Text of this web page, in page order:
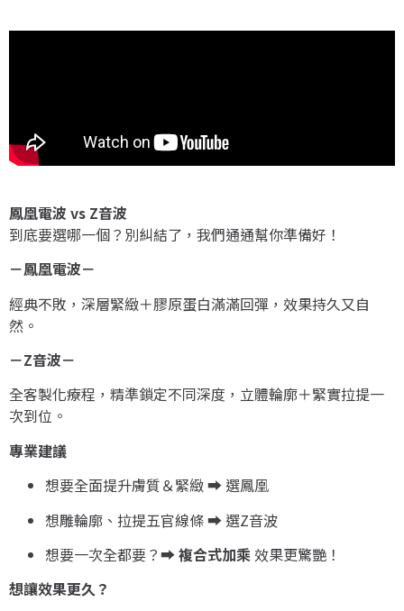
鳳凰電波 vs Z音波
到底要選哪一個？別糾結了，我們通通幫你準備好！
－鳳凰電波－
經典不敗，深層緊緻＋膠原蛋白滿滿回彈，效果持久又自
然。
－Z音波－
全客製化療程，精準鎖定不同深度，立體輪廓＋緊實拉提一
次到位。
專業建議
想要全面提升膚質＆緊緻 ➡ 選鳳凰
想雕輪廓、拉提五官線條 ➡ 選Z音波
想要一次全都要？➡複合式加乘效果更驚艷！
想讓效果更久？